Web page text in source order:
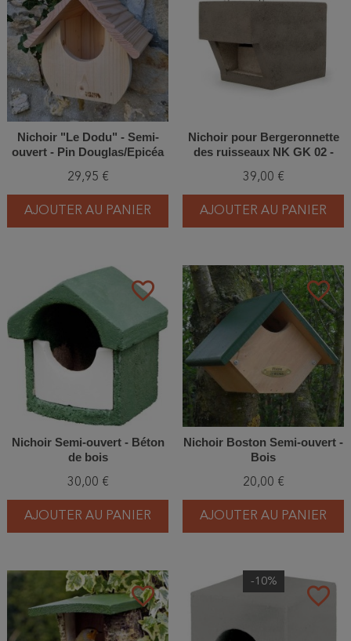
Nichoir "Le Dodu" - Semi-
ouvert - Pin Douglas/Epicéa
29,95 €
AJOUTER AU PANIER
Nichoir pour Bergeronnette
des ruisseaux NK GK 02 -
39,00 €
AJOUTER AU PANIER
favorite_border
Nichoir Semi-ouvert - Béton
de bois
30,00 €
AJOUTER AU PANIER
favorite_border
Nichoir Boston Semi-ouvert -
Bois
20,00 €
AJOUTER AU PANIER
favorite_border favorite_border
-10%